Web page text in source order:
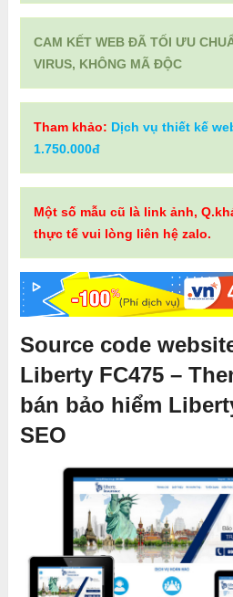
CAM KẾT WEB ĐÃ TỐI ƯU
VIRUS, KHÔNG MÃ ĐỘC
Tham khảo: Dịch vụ thiết kế
1.750.000đ
Một số mẫu cũ là link ảnh,
thực tế vui lòng liên hệ zalo.
Source code
Liberty FC475 –
bán bảo hiểm
SEO